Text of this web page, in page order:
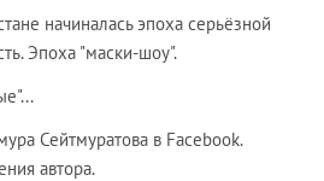
начиналась эпоха серьёзной
Эпоха "маски-шоу".
Сейтмуратова в Facebook.
автора.